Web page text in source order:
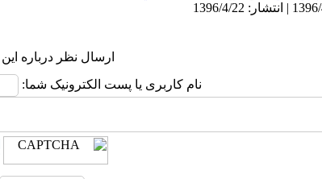
ارسال نظر درباره
نام کاربری یا پست الکترونیک شما: